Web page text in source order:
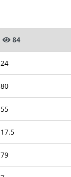
84
24
80
55
17.5
79